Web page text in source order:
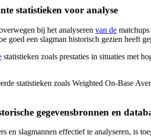
statistieken voor analyse
bij het analyseren van de
goed een slagman historisch gezien heeft
statistieken zoals prestaties in situaties met
statistieken zoals Weighted On-Base
gegevensbronnen en
en slagmannen effectief te analyseren, is